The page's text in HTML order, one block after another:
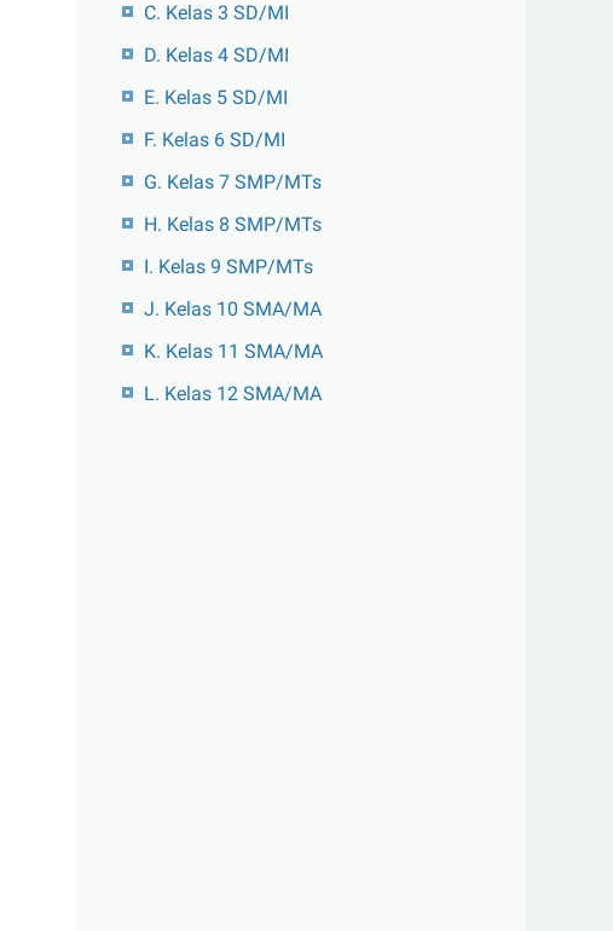
C. Kelas 3 SD/MI
D. Kelas 4 SD/MI
E. Kelas 5 SD/MI
F. Kelas 6 SD/MI
G. Kelas 7 SMP/MTs
H. Kelas 8 SMP/MTs
I. Kelas 9 SMP/MTs
J. Kelas 10 SMA/MA
K. Kelas 11 SMA/MA
L. Kelas 12 SMA/MA